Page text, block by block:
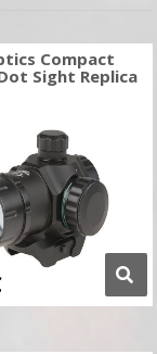
Compact
Sight Replica